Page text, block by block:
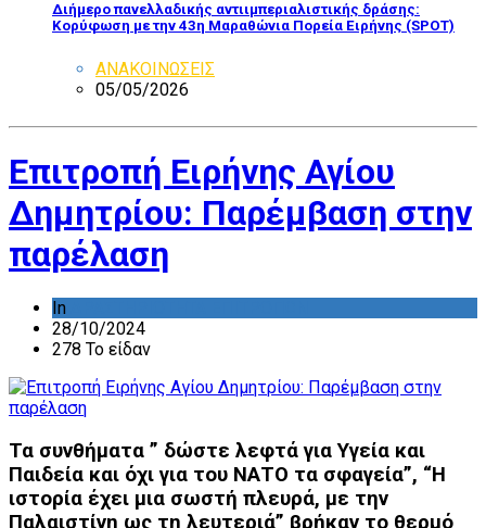
Διήμερο πανελλαδικής αντιιμπεριαλιστικής δράσης:
Κορύφωση με την 43η Μαραθώνια Πορεία Ειρήνης (SPOT)
ΑΝΑΚΟΙΝΩΣΕΙΣ
05/05/2026
Επιτροπή Ειρήνης Αγίου
Δημητρίου: Παρέμβαση στην
παρέλαση
In
28/10/2024
278 Το είδαν
Τα συνθήματα ” δώστε λεφτά για Υγεία και
Παιδεία και όχι για του ΝΑΤΟ τα σφαγεία”, “Η
ιστορία έχει μια σωστή πλευρά, με την
Παλαιστίνη ως τη λευτεριά” βρήκαν το θερμό